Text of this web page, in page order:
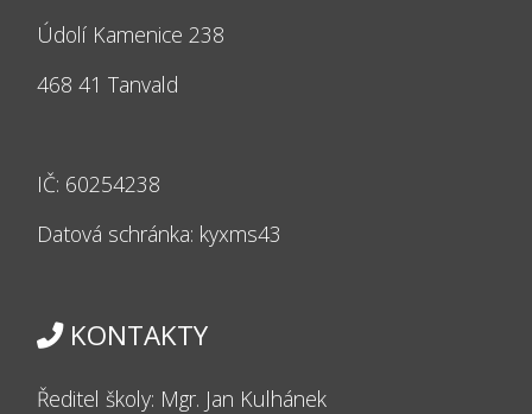
Údolí Kamenice 238
468 41 Tanvald
IČ: 60254238
Datová schránka: kyxms43
KONTAKTY
Ředitel školy: Mgr. Jan Kulhánek